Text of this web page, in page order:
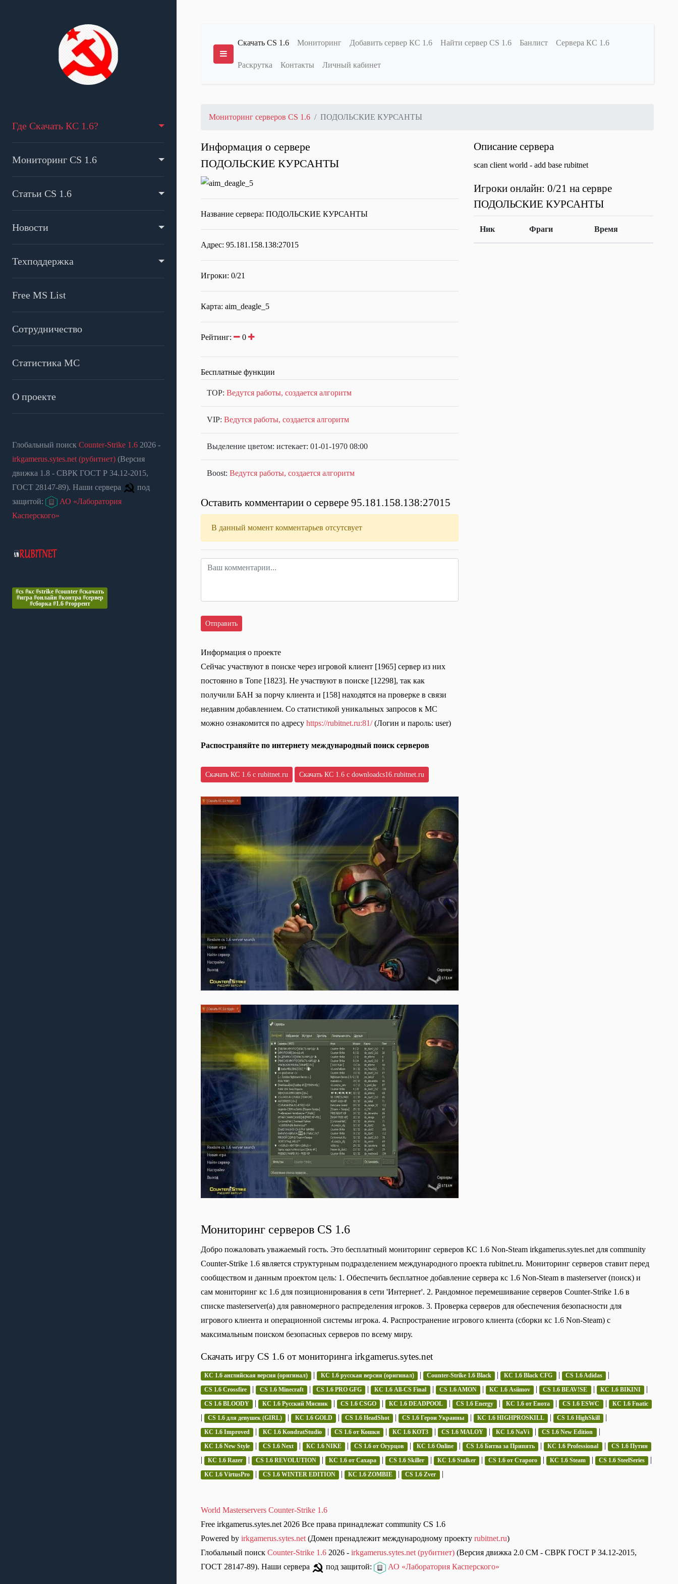
Где Скачать КС 1.6?
Мониторинг CS 1.6
Статьи CS 1.6
Новости
Техподдержка
Free MS List
Сотрудничество
Статистика МС
О проекте
Глобальный поиск Counter-Strike 1.6 2026 -
irkgamerus.sytes.net (рубитнет) (Версия
движка 1.8 - СВРК ГОСТ Р 34.12-2015,
ГОСТ 28147-89). Наши сервера
под
защитой:
АО «Лаборатория
Касперского»
#cs #кс #strike #counter #скачать
#игра #онлайн #контра #сервер
#сборка #1.6 #торрент
Переключение меню
Скачать CS 1.6 Мониторинг Добавить сервер КС 1.6 Найти сервер CS 1.6 Банлист Сервера КС 1.6
Раскрутка Контакты Личный кабинет
Мониторинг серверов CS 1.6 ПОДОЛЬСКИЕ КУРСАНТЫ
Информация о сервере
ПОДОЛЬСКИЕ КУРСАНТЫ
Название сервера: ПОДОЛЬСКИЕ КУРСАНТЫ
Адрес: 95.181.158.138:27015
Игроки: 0/21
Карта: aim_deagle_5
Рейтинг: 0
Бесплатные функции
TOP: Ведутся работы, создается алгоритм
VIP: Ведутся работы, создается алгоритм
Выделение цветом: истекает: 01-01-1970 08:00
Boost: Ведутся работы, создается алгоритм
Оставить комментарии о сервере 95.181.158.138:27015
В данный момент комментарьев отсутсвует
Информация о проекте
Сейчас участвуют в поиске через игровой клиент [1965] сервер из них
постоянно в Топе [1823]. Не участвуют в поиске [12298], так как
получили БАН за порчу клиента и [158] находятся на проверке в связи
недавним добавлением. Со статистикой уникальных запросов к МС
можно ознакомится по адресу https://rubitnet.ru:81/(Логин и пароль: user)
Распостраняйте по интернету международный поиск серверов
Скачать КС 1.6 с rubitnet.ru Скачать КС 1.6 с downloadcs16.rubitnet.ru
Описание сервера
scan client world - add base rubitnet
Игроки онлайн: 0/21 на сервре
ПОДОЛЬСКИЕ КУРСАНТЫ
Ник Фраги Время
Мониторинг серверов CS 1.6
Добро пожаловать уважаемый гость. Это бесплатный мониторинг серверов КС 1.6 Non-Steam irkgamerus.sytes.net для community
Сounter-Strike 1.6 является структурным подразделением международного проекта rubitnet.ru. Мониторинг серверов ставит перед
сообществом и данным проектом цель: 1. Обеспечить бесплатное добавление сервера кс 1.6 Non-Steam в masterserver (поиск) и
сам мониторинг кс 1.6 для позиционирования в сети 'Интернет'. 2. Рандомное перемешивание серверов Counter-Strike 1.6 в
списке masterserver(а) для равномерного распределения игроков. 3. Проверка серверов для обеспечения безопасности для
игрового клиента и операционной системы игрока. 4. Распространение игрового клиента (сборки кс 1.6 Non-Steam) с
максимальным поиском безопасных серверов по всему миру.
Скачать игру CS 1.6 от мониторинга irkgamerus.sytes.net
КС 1.6 английская версия (оригинал) | КС 1.6 русская версия (оригинал) | Counter-Strike 1.6 Black | КС 1.6 Black CFG | CS 1.6 Adidas |
CS 1.6 Crossfire | CS 1.6 Minecraft | CS 1.6 PRO GFG | КС 1.6 All-CS Final | CS 1.6 AMON | КС 1.6 Asiimov | CS 1.6 BEAV!SE | КС 1.6 BIKINI |
CS 1.6 BLOODY | КС 1.6 Русский Мясник | CS 1.6 CSGO | КС 1.6 DEADPOOL | CS 1.6 Energy | КС 1.6 от Енота | CS 1.6 ESWC | КС 1.6 Fnatic
| CS 1.6 для девушек (GIRL) | КС 1.6 GOLD | CS 1.6 HeadShot | CS 1.6 Герои Украины | КС 1.6 HIGHPROSKILL | CS 1.6 HighSkill |
КС 1.6 Improved | КС 1.6 KondratStudio | CS 1.6 от Кошки | КС 1.6 KOT3 | CS 1.6 MALOY | КС 1.6 NaVi | CS 1.6 New Edition |
КС 1.6 New Style | CS 1.6 Next | КС 1.6 NIKE | CS 1.6 от Огурцов | КС 1.6 Online | CS 1.6 Битва за Припять | КС 1.6 Professional | CS 1.6 Путин
| КС 1.6 Razer | CS 1.6 REVOLUTION | КС 1.6 от Сахара | CS 1.6 Skiller | КС 1.6 Stalker | CS 1.6 от Старого | КС 1.6 Steam | CS 1.6 SteelSeries |
КС 1.6 VirtusPro | CS 1.6 WINTER EDITION | КС 1.6 ZOMBIE | CS 1.6 Zver |
World Masterservers Counter-Strike 1.6
Free irkgamerus.sytes.net 2026 Все права принадлежат community CS 1.6
Powered by irkgamerus.sytes.net (Домен пренадлежит международному проекту rubitnet.ru)
Глобальный поиск Counter-Strike 1.6 2026 - irkgamerus.sytes.net (рубитнет) (Версия движка 2.0 СМ - СВРК ГОСТ Р 34.12-2015,
ГОСТ 28147-89). Наши сервера
под защитой: АО «Лаборатория Касперского»